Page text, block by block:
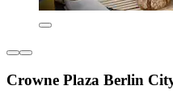
Crowne Plaza Berlin